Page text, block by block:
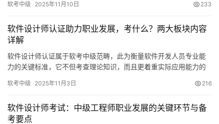
软考中级 2025年11月10日 233
软件设计师认证助力职业发展，考什么？两大板块内容
详解
软件设计师认证属于软考中级范畴，此为衡量软件开发人员专业能
力的关键标准，它不但考查理论知识，而且更着重实际应用能力的
软考中级 2025年11月3日 216
软件设计师考试：中级工程师职业发展的关键环节与备
考要点